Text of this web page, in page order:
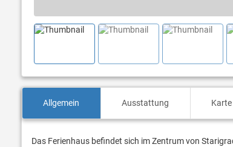
Allgemein Ausstattung
Das Ferienhaus befindet sich im Zentrum von